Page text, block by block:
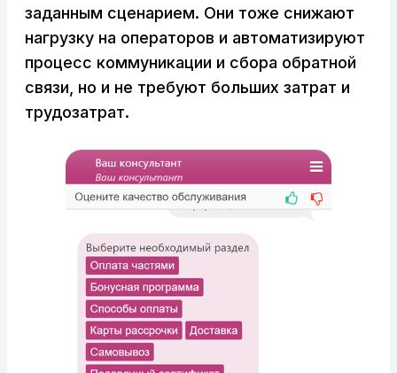
заданным сценарием. Они тоже снижают
нагрузку на операторов и автоматизируют
процесс коммуникации и сбора обратной
связи, но и не требуют больших затрат и
трудозатрат.